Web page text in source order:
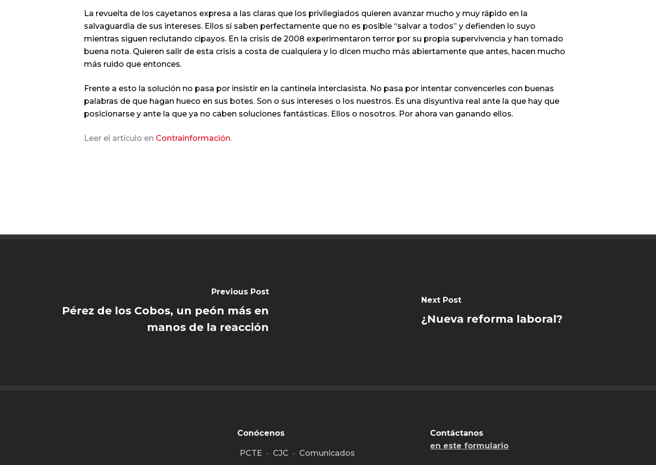
La revuelta de los cayetanos expresa a las claras que los privilegiados quieren avanzar mucho y muy rápido en la
salvaguardia de sus intereses. Ellos sí saben perfectamente que no es posible “salvar a todos” y defienden lo suyo
mientras siguen reclutando cipayos. En la crisis de 2008 experimentaron terror por su propia supervivencia y han tomado
buena nota. Quieren salir de esta crisis a costa de cualquiera y lo dicen mucho más abiertamente que antes, hacen mucho
más ruido que entonces.
Frente a esto la solución no pasa por insistir en la cantinela interclasista. No pasa por intentar convencerles con buenas
palabras de que hagan hueco en sus botes. Son o sus intereses o los nuestros. Es una disyuntiva real ante la que hay que
posicionarse y ante la que ya no caben soluciones fantásticas. Ellos o nosotros. Por ahora van ganando ellos.
Leer el artículo en Contrainformación.
Previous Post
Pérez de los Cobos, un peón más en
manos de la reacción
Next Post
¿Nueva reforma laboral?
Conócenos
PCTE · CJC · Comunicados
Contáctanos
en este formulario